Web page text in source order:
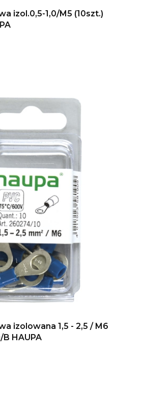
izol.0,5-1,0/M5 (10szt.)
izolowana 1,5 - 2,5 / M6
B HAUPA